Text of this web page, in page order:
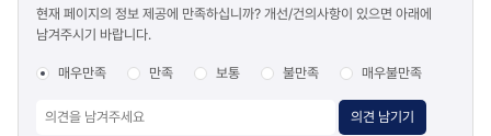
만족도
조사
현재 페이지의 정보 제공에 만족하십니까? 개선/건의사항이 있으면 아래에
남겨주시기 바랍니다.
매우만족 만족 보통 불만족 매우불만족
의견 남기기